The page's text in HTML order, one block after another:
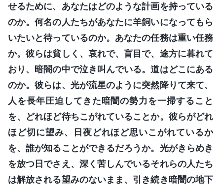
せるために、あなたはどのような計画を持っている
のか。何名の人たちがあなたに羊飼いになってもら
いたいと待っているのか。あなたの任務は重い任務
か。彼らは貧しく、哀れで、盲目で、途方に暮れて
おり、暗闇の中で泣き叫んでいる。道はどこにある
のか。彼らは、光が流星のように突然降りて来て、
人を長年圧迫してきた暗闇の勢力を一掃すること
を、どれほど待ちこがれていることか。彼らがどれ
ほど切に望み、日夜どれほど思いこがれているか
を、誰が知ることができるだろうか。光がきらめき
を放つ日でさえ、深く苦しんでいるそれらの人たち
は解放される望みのないまま、引き続き暗闇の地下